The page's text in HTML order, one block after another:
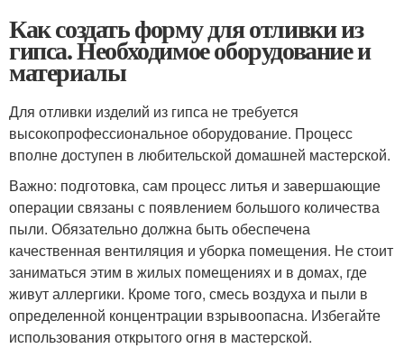
Как создать форму для отливки из
гипса. Необходимое оборудование и
материалы
Для отливки изделий из гипса не требуется
высокопрофессиональное оборудование. Процесс
вполне доступен в любительской домашней мастерской.
Важно: подготовка, сам процесс литья и завершающие
операции связаны с появлением большого количества
пыли. Обязательно должна быть обеспечена
качественная вентиляция и уборка помещения. Не стоит
заниматься этим в жилых помещениях и в домах, где
живут аллергики. Кроме того, смесь воздуха и пыли в
определенной концентрации взрывоопасна. Избегайте
использования открытого огня в мастерской.